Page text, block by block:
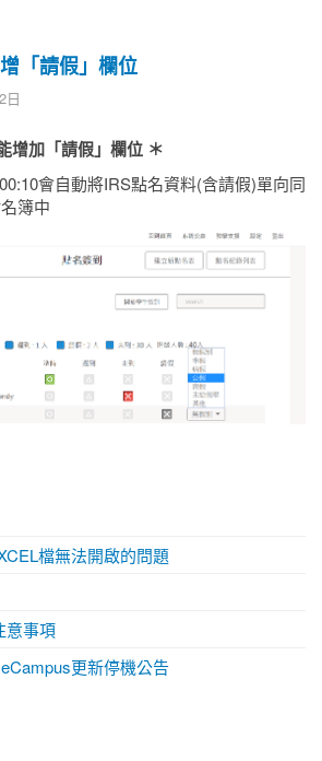
「請假」欄位
日
增加「請假」欄位 ＊
會自動將IRS點名資料(含請假)單向同
簿中
檔無法開啟的問題
意事項
更新停機公告